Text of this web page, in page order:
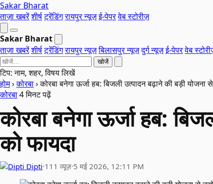
Sakar Bharat
ताज़ा खबरेंशीर्षट्रेंडिंगरायपुर न्यूज़ई-पेपरवेब स्टोरीज़
Sakar Bharat
ताज़ा खबरेंशीर्षट्रेंडिंगरायपुर न्यूज़बिलासपुर न्यूज़दुर्ग न्यूज़ई-पेपरवेब
खोजें
टिप: नाम, शहर, विषय लिखें
होम›कोरबा›कोरबा बनेगा ऊर्जा हब: बिजली उत्पादन बढ़ाने की बड़ी
कोरबा4 मिनट पढ़ें
कोरबा बनेगा ऊर्जा हब:
को फायदा
Dipti·111 व्यूज़·5 मई 2026, 12:11 PM